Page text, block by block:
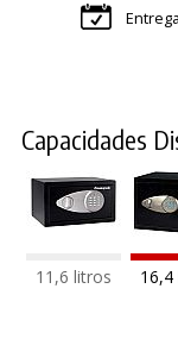
Capacidades
11,6 litros